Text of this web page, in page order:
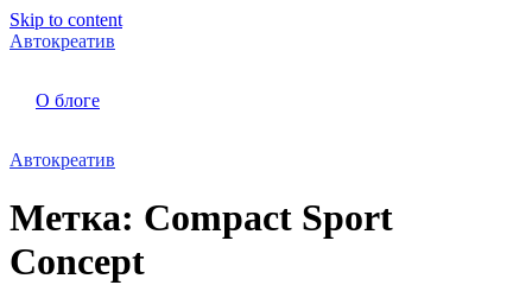
Skip to content
Автокреатив
О блоге
Автокреатив
Метка: Compact Sport
Concept